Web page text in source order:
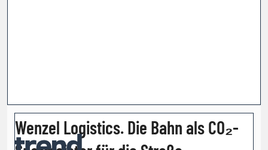
Wenzel Logistics. Die Bahn als CO₂-